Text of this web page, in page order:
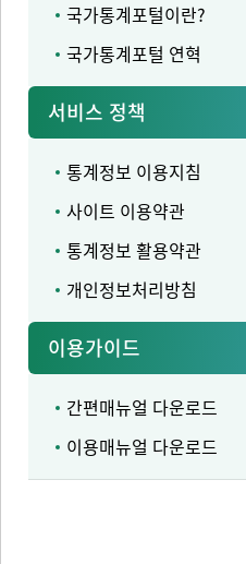
국가통계포털이란?
국가통계포털 연혁
서비스 정책
통계정보 이용지침
사이트 이용약관
통계정보 활용약관
개인정보처리방침
이용가이드
간편매뉴얼 다운로드
이용매뉴얼 다운로드